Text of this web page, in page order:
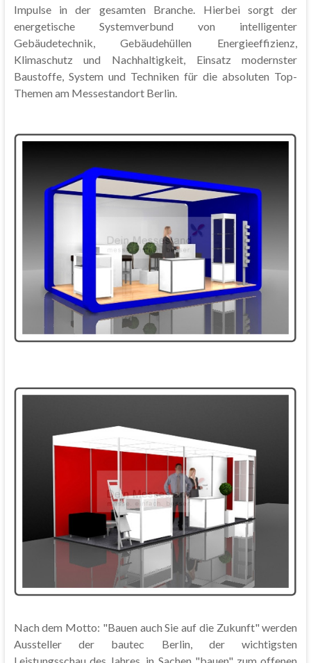
Impulse in der gesamten Branche. Hierbei sorgt der
energetische Systemverbund von intelligenter
Gebäudetechnik, Gebäudehüllen Energieeffizienz,
Klimaschutz und Nachhaltigkeit, Einsatz modernster
Baustoffe, System und Techniken für die absoluten Top-
Themen am Messestandort Berlin.
Nach dem Motto: "Bauen auch Sie auf die Zukunft" werden
Aussteller der bautec Berlin, der wichtigsten